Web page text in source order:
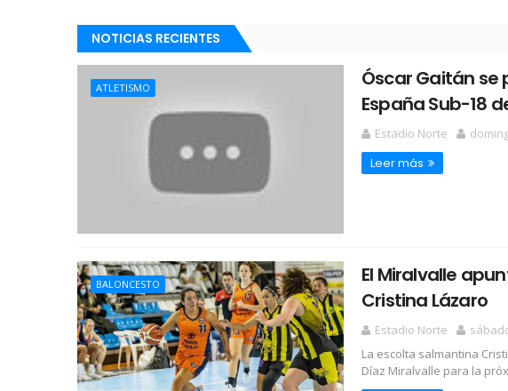
NOTICIAS RECIENTES
ATLETISMO
Óscar Gaitán
España Sub-18
Estadio Norte
Leer más
BALONCESTO
El Miralvalle
Cristina Lázaro
Estadio Norte
La escolta salmantina
Díaz Miralvalle para la